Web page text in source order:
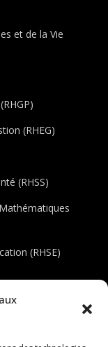
et de la Vie
(RHEG)
(RHSS)
(RHSE)